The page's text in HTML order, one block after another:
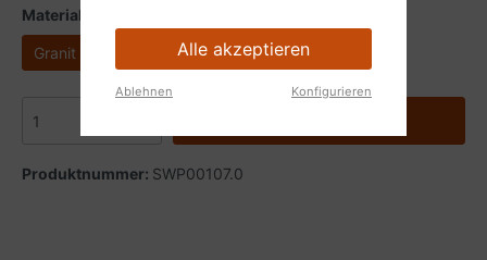
Material
Granit
Produktnummer: SWP00107.0
Alle akzeptieren
Ablehnen Konfigurieren